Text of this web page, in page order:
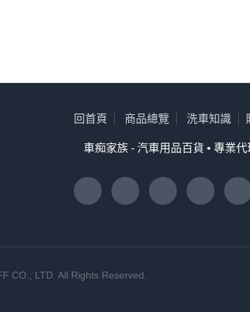
回首頁 商品總覽 洗車知識
車痴家族 - 汽車用品百貨 • 專業代
CO., LTD. All Rights Reserved.